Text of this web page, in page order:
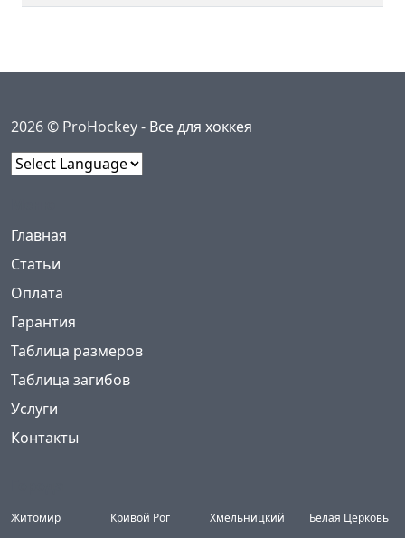
2026 © ProHockey - Все для хоккея
Главная
Статьи
Оплата
Гарантия
Таблица размеров
Таблица загибов
Услуги
Контакты
Житомир Кривой Рог Хмельницкий Белая Церковь